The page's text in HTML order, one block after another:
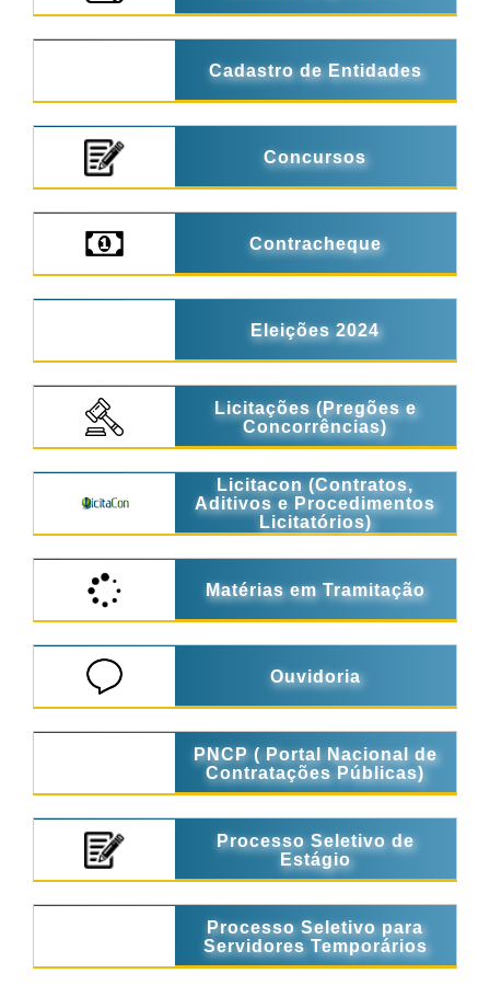
Cadastro de Entidades
Concursos
Contracheque
Eleições 2024
Licitações (Pregões e
Concorrências)
Licitacon (Contratos,
Aditivos e Procedimentos
Licitatórios)
Matérias em Tramitação
Ouvidoria
PNCP ( Portal Nacional de
Contratações Públicas)
Processo Seletivo de
Estágio
Processo Seletivo para
Servidores Temporários